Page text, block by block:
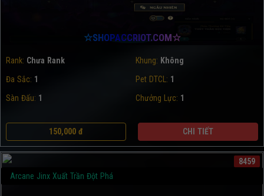
☆SHOPACCRIOT.COM☆
Rank: Chưa Rank Khung: Không
Đa Sắc: 1 Pet DTCL: 1
Sàn Đấu: 1 Chưởng Lực: 1
150,000 đ CHI TIẾT
Arcane Jinx Xuất Trần Đột Phá
8459